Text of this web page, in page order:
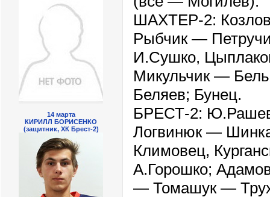
14 марта
КИРИЛЛ БОРИСЕНКО
(защитник, ХК Брест-2)
ШАХТЕР-2:
Рыбчик —
И.Сушко,
Микульчик —
Беляев; Бунец.
БРЕСТ-2:
Логвинюк —
Климовец,
А.Горошко;
— Томашук —